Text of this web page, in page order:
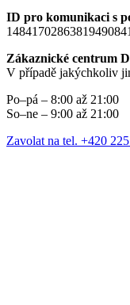
ID pro komunikaci s
14841702863819490841
Zákaznické centrum
V případě jakýchkoliv
Po–pá – 8:00 až 21:00
So–ne – 9:00 až 21:00
Zavolat na tel. +420